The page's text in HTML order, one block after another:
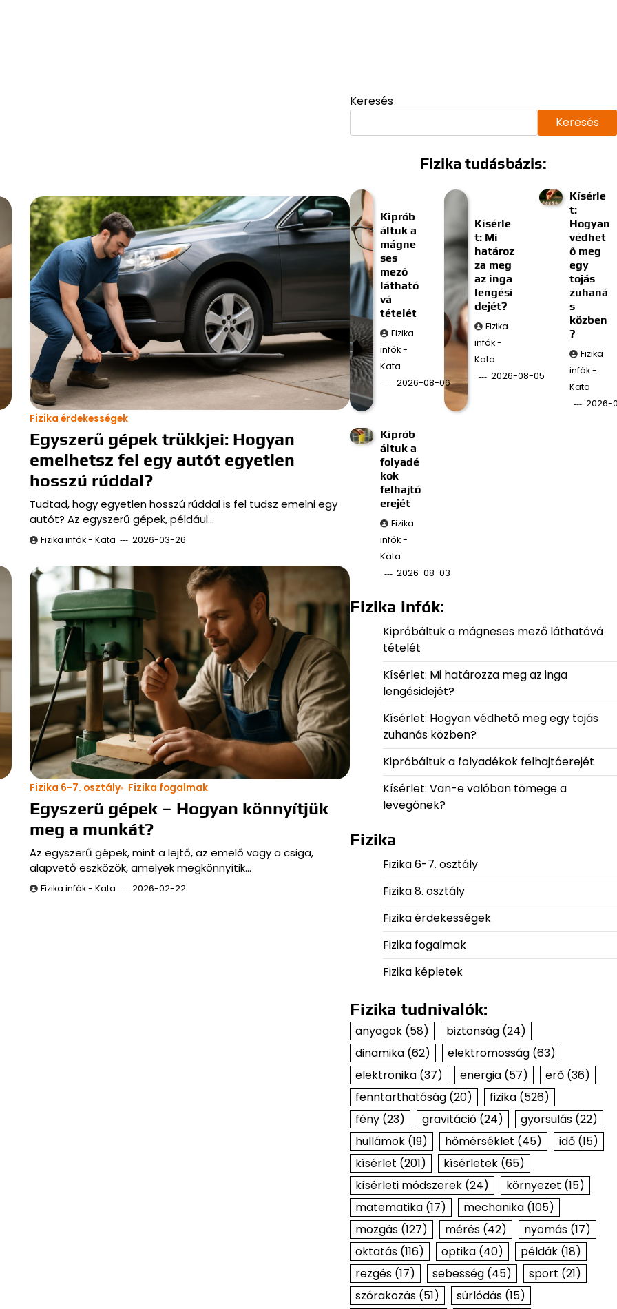
Fizika érdekességek
Egyszerű gépek trükkjei: Hogyan
emelhetsz fel egy autót egyetlen
hosszú rúddal?
Tudtad, hogy egyetlen hosszú rúddal is fel tudsz emelni egy
autót? Az egyszerű gépek, például…
Fizika infók - Kata 2026-03-26
Fizika 6-7. osztály Fizika fogalmak
Egyszerű gépek – Hogyan könnyítjük
meg a munkát?
Az egyszerű gépek, mint a lejtő, az emelő vagy a csiga,
alapvető eszközök, amelyek megkönnyítik…
Fizika infók - Kata 2026-02-22
Keresés
Keresés
Fizika tudásbázis:
Kiprób
áltuk a
mágne
ses
mező
látható
vá
tételét
Fizika
infók -
Kata
2026-08-06
Kísérle
t: Mi
határoz
za meg
az inga
lengési
dejét?
Fizika
infók -
Kata
2026-08-05
Kísérle
t:
Hogyan
védhet
ő meg
egy
tojás
zuhaná
s
közben
?
Fizika
infók -
Kata
2026-
Kiprób
áltuk a
folyadé
kok
felhajtó
erejét
Fizika
infók -
Kata
2026-08-03
Fizika infók:
Kipróbáltuk a mágneses mező láthatóvá
tételét
Kísérlet: Mi határozza meg az inga
lengésidejét?
Kísérlet: Hogyan védhető meg egy tojás
zuhanás közben?
Kipróbáltuk a folyadékok felhajtóerejét
Kísérlet: Van-e valóban tömege a
levegőnek?
Fizika
Fizika 6-7. osztály
Fizika 8. osztály
Fizika érdekességek
Fizika fogalmak
Fizika képletek
Fizika tudnivalók:
anyagok(58) biztonság(24)
dinamika(62) elektromosság(63)
elektronika(37) energia(57) erő(36)
fenntarthatóság(20) fizika(526)
fény(23) gravitáció(24) gyorsulás(22)
hullámok(19) hőmérséklet (45) idő(15)
kísérlet (201) kísérletek(65)
kísérleti módszerek(24) környezet (15)
matematika(17) mechanika(105)
mozgás(127) mérés(42) nyomás(17)
oktatás(116) optika(40) példák(18)
rezgés(17) sebesség(45) sport (21)
szórakozás(51) súrlódás(15)